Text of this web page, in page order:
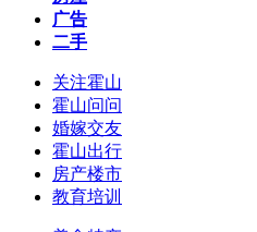
广告
二手
关注霍山
霍山问问
婚嫁交友
霍山出行
房产楼市
教育培训